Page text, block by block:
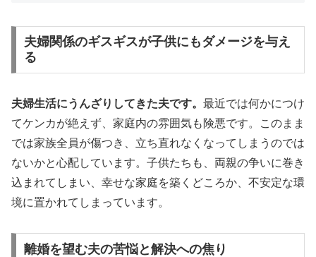
夫婦関係のギスギスが子供にもダメージを与え
る
夫婦生活にうんざりしてきた夫です。 最近では何かにつけ
てケンカが絶えず、家庭内の雰囲気も険悪です。このまま
では家族全員が傷つき、立ち直れなくなってしまうのでは
ないかと心配しています。子供たちも、両親の争いに巻き
込まれてしまい、幸せな家庭を築くどころか、不安定な環
境に置かれてしまっています。
離婚を望む夫の苦悩と解決への焦り